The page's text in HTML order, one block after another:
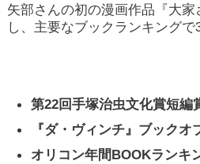
矢部さんの初の漫画作品『大家
し、主要なブックランキングで
第22回手塚治虫文化賞短編
『ダ・ヴィンチ』ブック
オリコン年間BOOKランキ